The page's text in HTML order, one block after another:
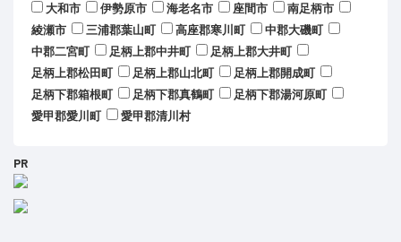
大和市
伊勢原市 海老名市 座間市
南足柄市
綾瀬市
三浦郡葉山町 高座郡寒川町
中郡大磯町
中郡二宮町
足柄上郡中井町
足柄上郡大井町
足柄上郡松田町
足柄上郡山北町
足柄上郡開成町
足柄下郡箱根町
足柄下郡真鶴町
足柄下郡湯河原町
愛甲郡愛川町
愛甲郡清川村
PR